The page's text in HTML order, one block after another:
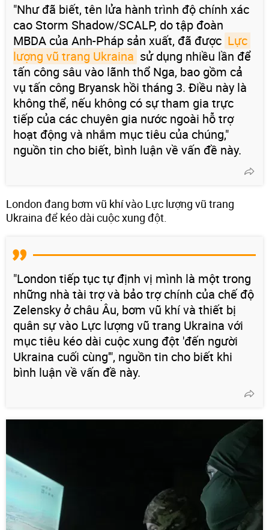
"Như đã biết, tên lửa hành trình độ chính xác
cao Storm Shadow/SCALP, do tập đoàn
MBDA của Anh-Pháp sản xuất, đã được Lực
lượng vũ trang Ukraina sử dụng nhiều lần để
tấn công sâu vào lãnh thổ Nga, bao gồm cả
vụ tấn công Bryansk hồi tháng 3. Điều này là
không thể, nếu không có sự tham gia trực
tiếp của các chuyên gia nước ngoài hỗ trợ
hoạt động và nhắm mục tiêu của chúng,"
nguồn tin cho biết, bình luận về vấn đề này.
London đang bơm vũ khí vào Lực lượng vũ trang
Ukraina để kéo dài cuộc xung đột.
"London tiếp tục tự định vị mình là một trong
những nhà tài trợ và bảo trợ chính của chế độ
Zelensky ở châu Âu, bơm vũ khí và thiết bị
quân sự vào Lực lượng vũ trang Ukraina với
mục tiêu kéo dài cuộc xung đột 'đến người
Ukraina cuối cùng'", nguồn tin cho biết khi
bình luận về vấn đề này.